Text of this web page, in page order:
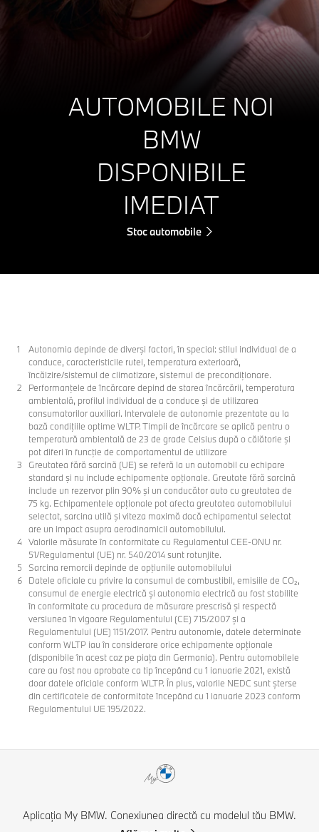
AUTOMOBILE NOI
BMW
DISPONIBILE
IMEDIAT
Stoc automobile
Autonomia depinde de diverşi factori, în special: stilul individual de a
conduce, caracteristicile rutei, temperatura exterioară,
încălzire/sistemul de climatizare, sistemul de precondiţionare.
Performanţele de încărcare depind de starea încărcării, temperatura
ambientală, profilul individual de a conduce şi de utilizarea
consumatorilor auxiliari. Intervalele de autonomie prezentate au la
bază condiţiile optime WLTP. Timpii de încărcare se aplică pentru o
temperatură ambientală de 23 de grade Celsius după o călătorie şi
pot diferi în funcţie de comportamentul de utilizare
Greutatea fără sarcină (UE) se referă la un automobil cu echipare
standard şi nu include echipamente opţionale. Greutate fără sarcină
include un rezervor plin 90% şi un conducător auto cu greutatea de
75 kg. Echipamentele opţionale pot afecta greutatea automobilului
selectat, sarcina utilă şi viteza maximă dacă echipamentul selectat
are un impact asupra aerodinamicii automobilului.
Valorile măsurate în conformitate cu Regulamentul CEE-ONU nr.
51/Regulamentul (UE) nr. 540/2014 sunt rotunjite.
Sarcina remorcii depinde de opţiunile automobilului
Datele oficiale cu privire la consumul de combustibil, emisiile de CO₂,
consumul de energie electrică și autonomia electrică au fost stabilite
în conformitate cu procedura de măsurare prescrisă și respectă
versiunea în vigoare Regulamentului (CE) 715/2007 și a
Regulamentului (UE) 1151/2017. Pentru autonomie, datele determinate
conform WLTP iau în considerare orice echipamente opționale
(disponibile în acest caz pe piața din Germania). Pentru automobilele
care au fost nou aprobate ca tip începând cu 1 ianuarie 2021, există
doar datele oficiale conform WLTP. În plus, valorile NEDC sunt șterse
din certificatele de conformitate începând cu 1 ianuarie 2023 conform
Regulamentului UE 195/2022.
Aplicația My BMW. Conexiunea directă cu modelul tău BMW.